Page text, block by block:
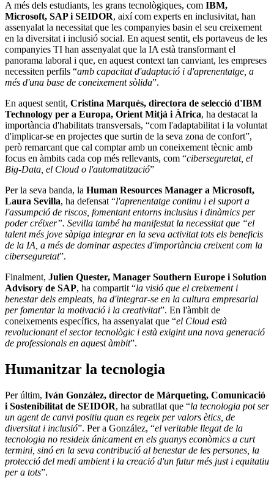
A més dels estudiants, les grans tecnològiques, com IBM,
Microsoft, SAP i SEIDOR, així com experts en inclusivitat, han
assenyalat la necessitat que les companyies basin el seu creixement
en la diversitat i inclusió social. En aquest sentit, els portaveus de les
companyies TI han assenyalat que la IA està transformant el
panorama laboral i que, en aquest context tan canviant, les empreses
necessiten perfils “amb capacitat d'adaptació i d'aprenentatge, a
més d'una base de coneixement sòlida”.
En aquest sentit, Cristina Marqués, directora de selecció d'IBM
Technology per a Europa, Orient Mitjà i Àfrica, ha destacat la
importància d'habilitats transversals, “com l'adaptabilitat i la voluntat
d'implicar-se en projectes que surtin de la seva zona de confort”,
però remarcant que cal comptar amb un coneixement tècnic amb
focus en àmbits cada cop més rellevants, com “ciberseguretat, el
Big-Data, el Cloud o l'automatització”
Per la seva banda, la Human Resources Manager a Microsoft,
Laura Sevilla, ha defensat “l'aprenentatge continu i el suport a
l'assumpció de riscos, fomentant entorns inclusius i dinàmics per
poder créixer”. Sevilla també ha manifestat la necessitat que “el
talent més jove sàpiga integrar en la seva activitat tots els beneficis
de la IA, a més de dominar aspectes d'importància creixent com la
ciberseguretat”.
Finalment, Julien Quester, Manager Southern Europe i Solution
Advisory de SAP, ha compartit “la visió que el creixement i
benestar dels empleats, ha d'integrar-se en la cultura empresarial
per fomentar la motivació i la creativitat”. En l'àmbit de
coneixements específics, ha assenyalat que “el Cloud està
revolucionant el sector tecnològic i està exigint una nova generació
de professionals en aquest àmbit”.
Humanitzar la tecnologia
Per últim, Iván González, director de Màrqueting, Comunicació
i Sostenibilitat de SEIDOR, ha subratllat que “la tecnologia pot ser
un agent de canvi positiu quan es regeix per valors ètics, de
diversitat i inclusió”. Per a González, “el veritable llegat de la
tecnologia no resideix únicament en els guanys econòmics a curt
termini, sinó en la seva contribució al benestar de les persones, la
protecció del medi ambient i la creació d'un futur més just i equitatiu
per a tots”.